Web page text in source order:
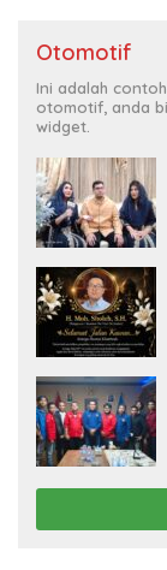
Otomotif
Ini adalah
otomotif, anda
widget.